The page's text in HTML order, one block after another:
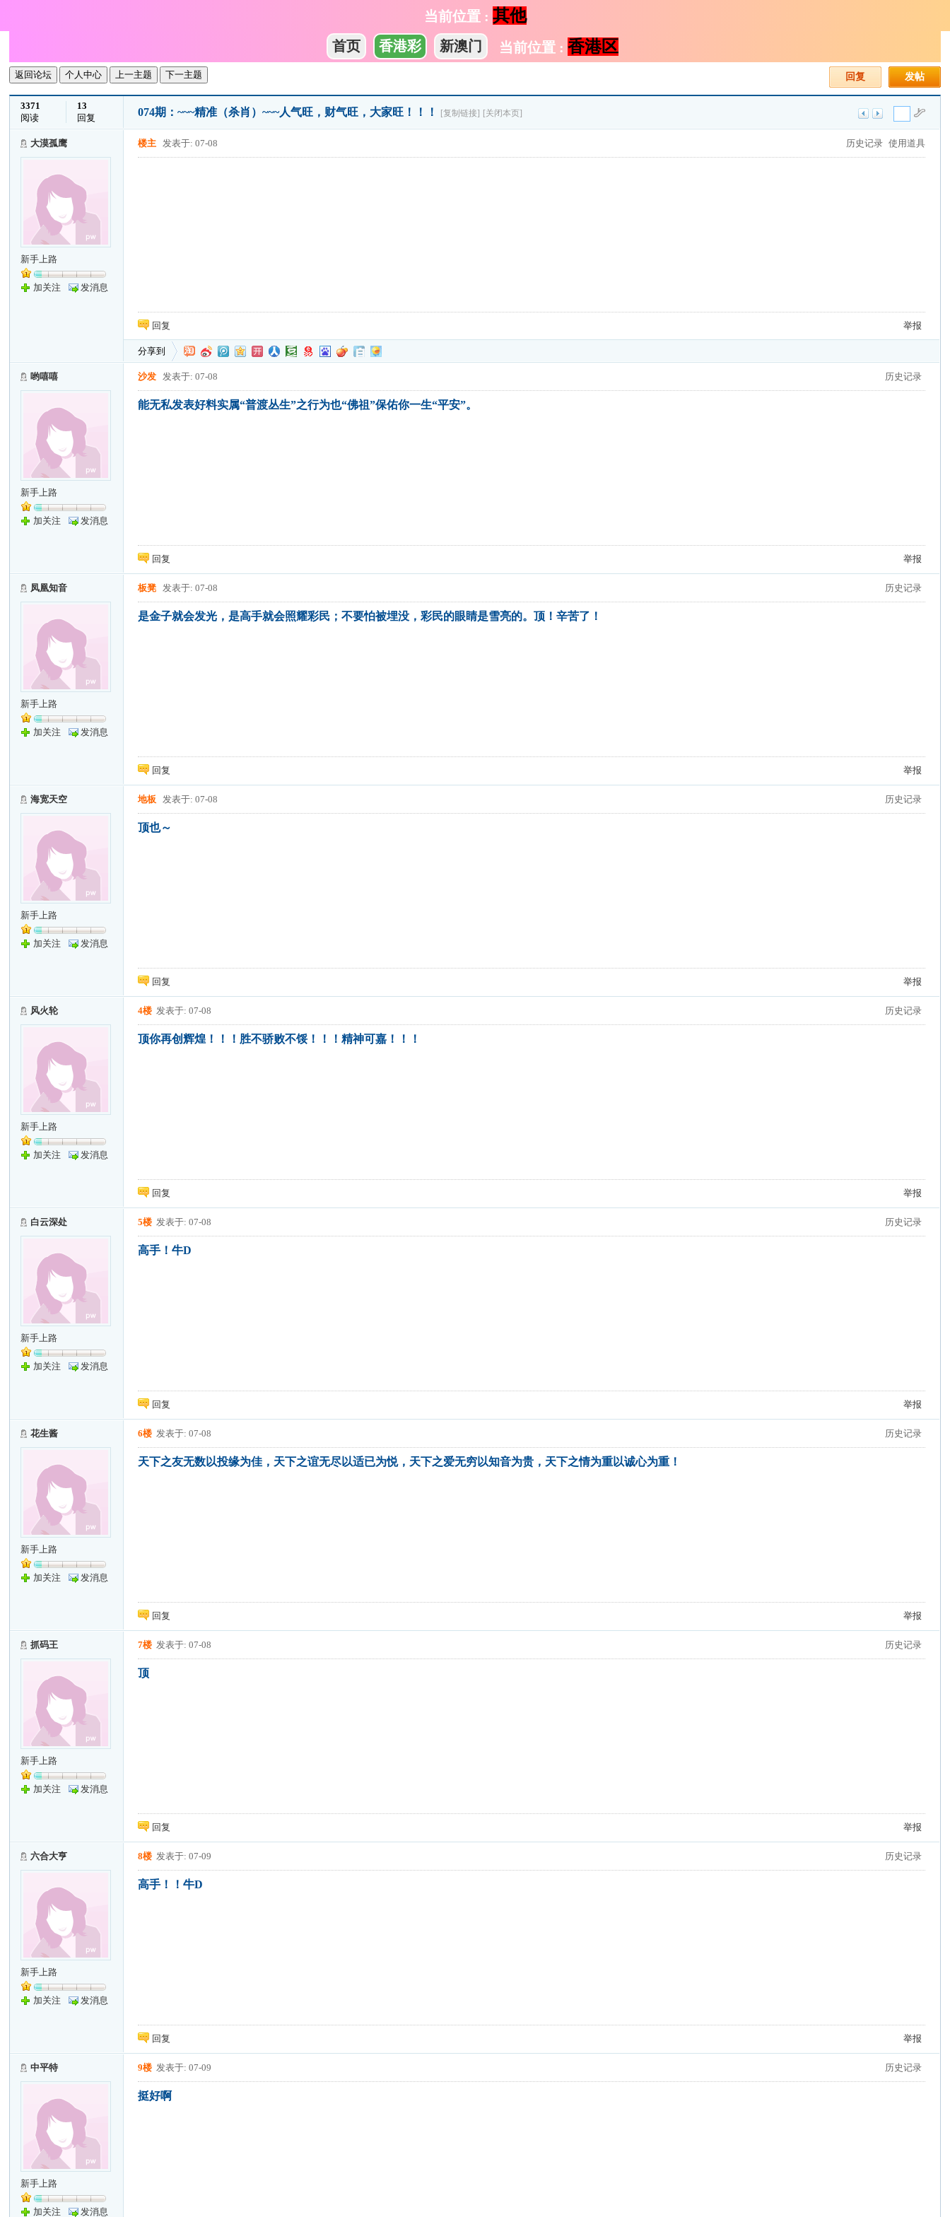
当前位置 : 其他
首页 香港彩 新澳门 当前位置 :香港区
返回论坛 个人中心 上一主题 下一主题 发帖
回复
3371
阅读
13
回复
074期：~~~精准（杀肖）~~~人气旺，财气旺，大家旺！！！ [复制链接] [关闭本页]
大漠孤鹰
新手上路
加关注 发消息
历史记录 使用道具
楼主 发表于: 07-08
回复 举报
分享到
哟嘻嘻
新手上路
加关注 发消息
历史记录
沙发 发表于: 07-08
能无私发表好料实属“普渡丛生”之行为也“佛祖”保佑你一生“平安”。
回复 举报
凤凰知音
新手上路
加关注 发消息
历史记录
板凳 发表于: 07-08
是金子就会发光，是高手就会照耀彩民；不要怕被埋没，彩民的眼睛是雪亮的。顶！辛苦了！
回复 举报
海宽天空
新手上路
加关注 发消息
历史记录
地板 发表于: 07-08
顶也～
回复 举报
风火轮
新手上路
加关注 发消息
历史记录
4楼 发表于: 07-08
顶你再创辉煌！！！胜不骄败不馁！！！精神可嘉！！！
回复 举报
白云深处
新手上路
加关注 发消息
历史记录
5楼 发表于: 07-08
高手！牛D
回复 举报
花生酱
新手上路
加关注 发消息
历史记录
6楼 发表于: 07-08
天下之友无数以投缘为佳，天下之谊无尽以适已为悦，天下之爱无穷以知音为贵，天下之情为重以诚心为重！
回复 举报
抓码王
新手上路
加关注 发消息
历史记录
7楼 发表于: 07-08
顶
回复 举报
六合大亨
新手上路
加关注 发消息
历史记录
8楼 发表于: 07-09
高手！！牛D
回复 举报
中平特
新手上路
加关注 发消息
历史记录
9楼 发表于: 07-09
挺好啊